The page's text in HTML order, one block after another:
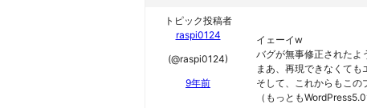
トピック投稿者
raspi0124
(@raspi0124)
9年前
イェーイw
バグが無事修正されたよ
まあ、再現できなくて
そして、これからもこの
（もっとも